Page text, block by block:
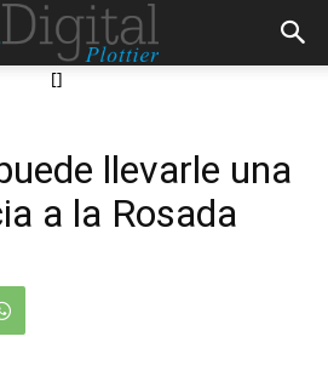
[]
llevarle una
a la Rosada